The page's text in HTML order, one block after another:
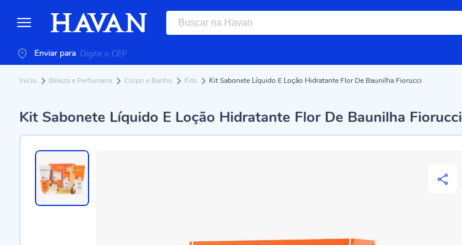
Enviar para
Início Beleza e Perfumaria Corpo e Banho Kits Kit Sabonete Líquido E Loção Hidratante Flor De Baunilha Fiorucci
Kit Sabonete Líquido E Loção Hidratante Flor De Baunilha Fiorucci